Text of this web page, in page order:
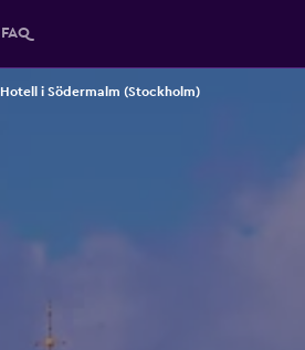
FAQ
Hotell i Södermalm (Stockholm)